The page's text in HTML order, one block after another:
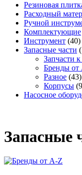
Резиновая
Расходный
Ручной
Комплектующие
Инструмент (40)
Запасные части
Запчасти
Бренды от
Разное (43)
Корпусы
Насосное
Запасные